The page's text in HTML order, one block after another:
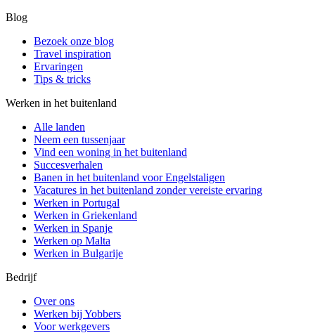
Blog
Bezoek onze blog
Travel inspiration
Ervaringen
Tips & tricks
Werken in het buitenland
Alle landen
Neem een ​​tussenjaar
Vind een woning in het buitenland
Succesverhalen
Banen in het buitenland voor Engelstaligen
Vacatures in het buitenland zonder vereiste ervaring
Werken in Portugal
Werken in Griekenland
Werken in Spanje
Werken op Malta
Werken in Bulgarije
Bedrijf
Over ons
Werken bij Yobbers
Voor werkgevers